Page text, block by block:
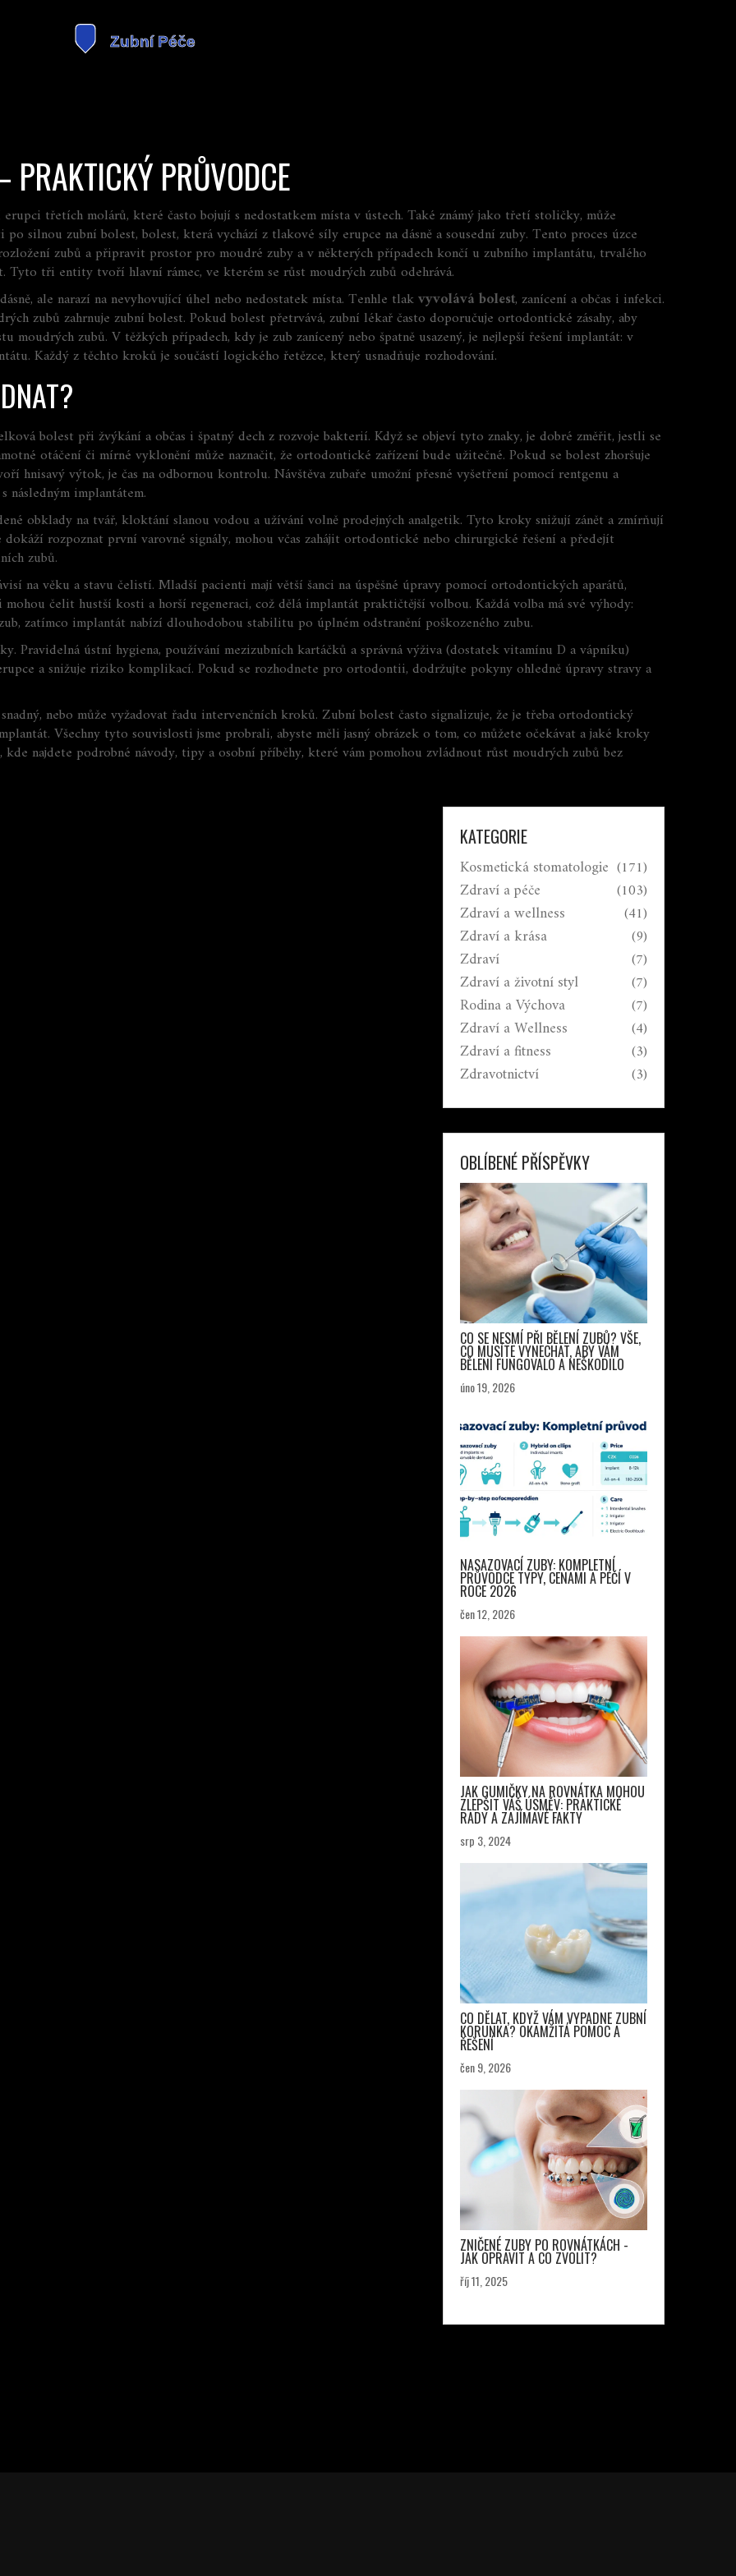
PRŮVODCE
třetích molárů, které často bojují s nedostatkem místa v ústech. Také známý jako třetí stoličky, může
po silnou zubní bolest, bolest, která vychází z tlakové síly erupce na dásně a sousední zuby. Tento proces úzce
zubů a připravit prostor pro moudré zuby a v některých případech končí u zubního implantátu, trvalého
. Tyto tři entity tvoří hlavní rámec, ve kterém se růst moudrých zubů odehrává.
ale narazí na nevyhovující úhel nebo nedostatek místa. Tenhle tlakvyvolává bolest, zanícení a občas i infekci.
zubů zahrnuje zubní bolest. Pokud bolest přetrvává, zubní lékař často doporučuje ortodontické zásahy, aby
moudrých zubů. V těžkých případech, kdy je zub zanícený nebo špatně usazený, je nejlepší řešení implantát: v
. Každý z těchto kroků je součástí logického řetězce, který usnadňuje rozhodování.
bolest při žvýkání a občas i špatný dech z rozvoje bakterií. Když se objeví tyto znaky, je dobré změřit, jestli se
otáčení či mírné vyklonění může naznačit, že ortodontické zařízení bude užitečné. Pokud se bolest zhoršuje
hnisavý výtok, je čas na odbornou kontrolu. Návštěva zubaře umožní přesné vyšetření pomocí rentgenu a
implantátem.
obklady na tvář, kloktání slanou vodou a užívání volně prodejných analgetik. Tyto kroky snižují zánět a zmírňují
dokáží rozpoznat první varovné signály, mohou včas zahájit ortodontické nebo chirurgické řešení a předejít
zubů.
na věku a stavu čelistí. Mladší pacienti mají větší šanci na úspěšné úpravy pomocí ortodontických aparátů,
čelit hustší kosti a horší regeneraci, což dělá implantát praktičtější volbou. Každá volba má své výhody:
zatímco implantát nabízí dlouhodobou stabilitu po úplném odstranění poškozeného zubu.
Pravidelná ústní hygiena, používání mezizubních kartáčků a správná výživa (dostatek vitamínu D a vápníku)
a snižuje riziko komplikací. Pokud se rozhodnete pro ortodontii, dodržujte pokyny ohledně úpravy stravy a
nebo může vyžadovat řadu intervenčních kroků. Zubní bolest často signalizuje, že je třeba ortodontický
Všechny tyto souvislosti jsme probrali, abyste měli jasný obrázek o tom, co můžete očekávat a jaké kroky
najdete podrobné návody, tipy a osobní příběhy, které vám pomohou zvládnout růst moudrých zubů bez
KATEGORIE
Kosmetická stomatologie (171)
Zdraví a péče (103)
Zdraví a wellness (41)
Zdraví a krása (9)
Zdraví (7)
Zdraví a životní styl (7)
Rodina a Výchova (7)
Zdraví a Wellness (4)
Zdraví a fitness (3)
Zdravotnictví (3)
OBLÍBENÉ PŘÍSPĚVKY
CO SE NESMÍ PŘI BĚLENÍ ZUBŮ? VŠE,
CO MUSÍTE VYNECHAT, ABY VÁM
BĚLENÍ FUNGOVALO A NEŠKODILO
úno 19, 2026
NASAZOVACÍ ZUBY: KOMPLETNÍ
PRŮVODCE TYPY, CENAMI A PÉČÍ V
ROCE 2026
čen 12, 2026
JAK GUMIČKY NA ROVNÁTKA MOHOU
ZLEPŠIT VÁŠ ÚSMĚV: PRAKTICKÉ
RADY A ZAJÍMAVÉ FAKTY
srp 3, 2024
CO DĚLAT, KDYŽ VÁM VYPADNE ZUBNÍ
KORUNKA? OKAMŽITÁ POMOC A
ŘEŠENÍ
čen 9, 2026
ZNIČENÉ ZUBY PO ROVNÁTKÁCH -
JAK OPRAVIT A CO ZVOLIT?
říj 11, 2025